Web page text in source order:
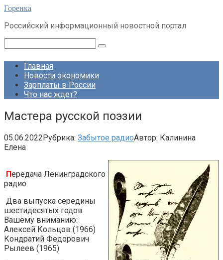
Перейти
контенту
Горенка
Российский информационный новостной портал
Главная
Новости экономики
Зарплаты в России
Что нас ждет?
Мастера русской поэзии
05.06.2022Рубрика: Забытое радиоАвтор: Калинина
Елена
Передача Ленинградского
радио.
Два выпуска середины
шестидесятых годов
Вашему вниманию:
Алексей Кольцов (1966)
Кондратий Федорович
Рылеев (1965)